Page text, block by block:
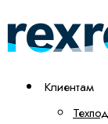
Клиентам